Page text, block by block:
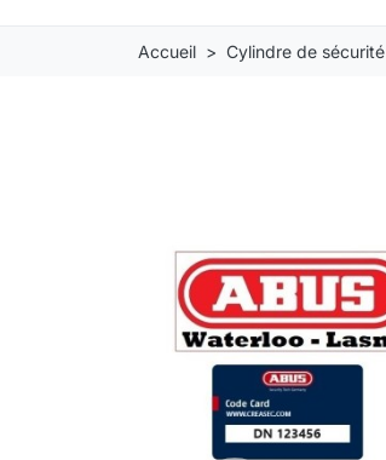
Accueil Cylindre de sécurité